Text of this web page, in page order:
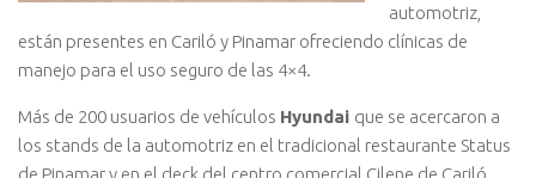
automotriz,
están presentes en Cariló y Pinamar ofreciendo clínicas de
manejo para el uso seguro de las 4×4.
Más de 200 usuarios de vehículos Hyundai que se acercaron a
los stands de la automotriz en el tradicional restaurante Status
de Pinamar y en el deck del centro comercial Cilene de Cariló,